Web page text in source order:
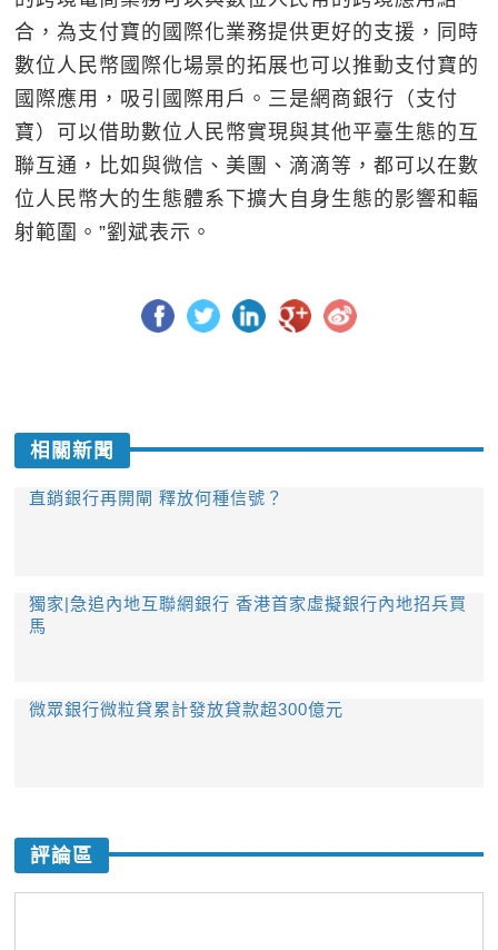
合，為支付寶的國際化業務提供更好的支援，同時
數位人民幣國際化場景的拓展也可以推動支付寶的
國際應用，吸引國際用戶。三是網商銀行（支付
寶）可以借助數位人民幣實現與其他平臺生態的互
聯互通，比如與微信、美團、滴滴等，都可以在數
位人民幣大的生態體系下擴大自身生態的影響和輻
射範圍。”劉斌表示。
相關新聞
直銷銀行再開閘 釋放何種信號？
獨家|急追內地互聯網銀行 香港首家虛擬銀行內地招兵買
馬
微眾銀行微粒貸累計發放貸款超300億元
評論區